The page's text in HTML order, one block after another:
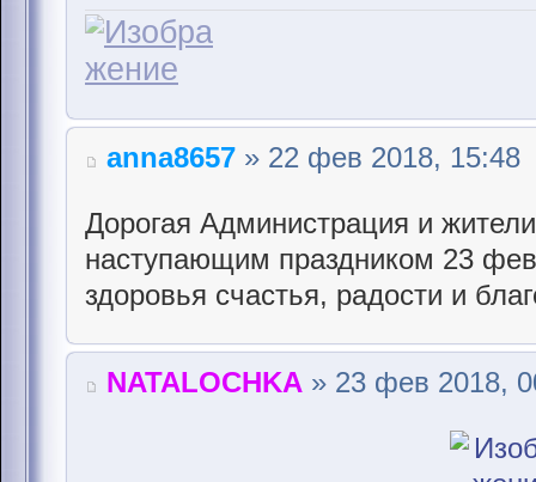
anna8657 » 22 фев 2018, 15:48
Дорогая Администрация и
наступающим праздником 23
здоровья счастья, радости и
NATALOCHKA » 23 фев 2018,